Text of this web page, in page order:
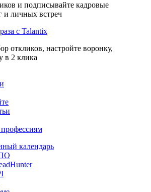
и подписывайте кадровые
и личных встреч
с Talantix
откликов, настройте воронку,
в 2 клика
календарь